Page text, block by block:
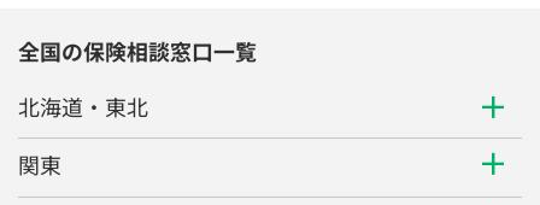
全国の保険相談窓口一覧
北海道・東北
関東